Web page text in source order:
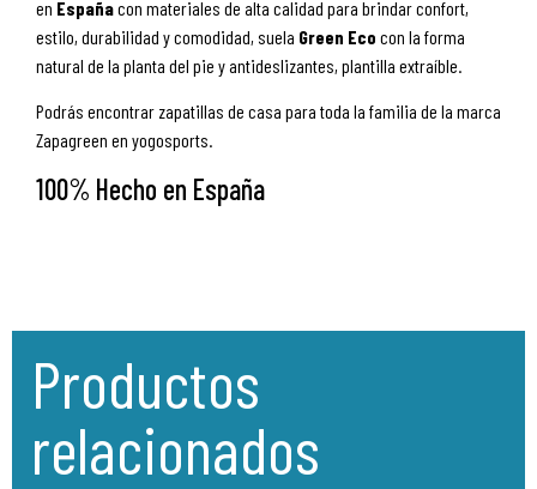
en Españacon materiales de alta calidad para brindar confort,
estilo, durabilidad y comodidad, suela Green Eco con la forma
natural de la planta del pie y antideslizantes, plantilla extraíble.
Podrás encontrar zapatillas de casa para toda la familia de la marca
Zapagreen en yogosports.
100% Hecho en España
Productos
relacionados